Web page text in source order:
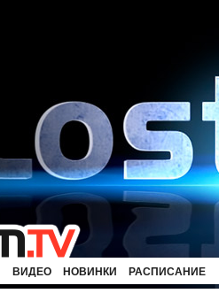
ВИДЕО НОВИНКИ РАСПИСАНИЕ